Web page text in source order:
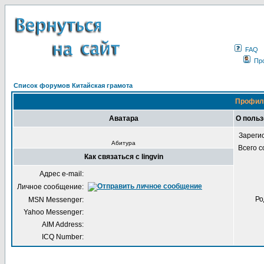
FAQ
Список форумов Китайская грамота
Аватара О
Абитура
Всего
Как связаться с lingvin
Адрес e-mail:
Личное сообщение:
MSN Messenger:
Yahoo Messenger:
AIM Address:
ICQ Number: